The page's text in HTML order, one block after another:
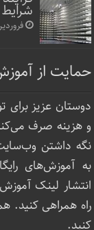
شرایط
فروردین
حمایت از
دوستان عزیز
و هزینه صرف
نگه داشتن
به آموزش‌های
انتشار لینک‌
راه همراهی کنید.
کنید.